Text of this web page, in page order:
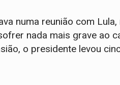
numa reunião com
nada mais grave ao
o presidente levou